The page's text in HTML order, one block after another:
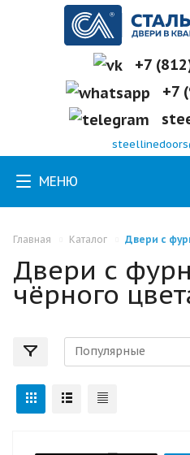
+7
+7
МЕНЮ
Главная Каталог Двери с
Двери с
чёрного